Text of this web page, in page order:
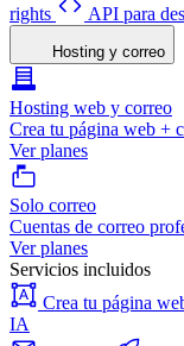
rights
API para
Hosting y correo
Hosting web y correo
Crea tu página web +
Ver planes
Solo correo
Cuentas de correo
Ver planes
Servicios incluidos
Crea tu página
IA